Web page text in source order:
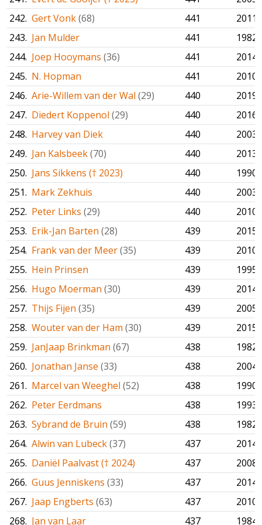
242. Gert Vonk(68) 441
2011
243. Jan Mulder 441
1982
244. Joep Hooymans (36) 441
2014
245. N. Hopman 441
2010
246. Arie-Willem van der Wal (29) 440
2019
247. Diedert Koppenol (29) 440
2016
248. Harvey van Diek 440
2003
249. Jan Kalsbeek(70) 440
2013
250. Jans Sikkens († 2023) 440
1990
251. Mark Zekhuis 440
2003
252. Peter Links (29) 440
2010
253. Erik-Jan Barten (28) 439
2015
254. Frank van der Meer(35) 439
2010
255. Hein Prinsen 439
1995
256. Hugo Moerman (30) 439
2014
257. Thijs Fijen (35) 439
2005
258. Wouter van der Ham (30) 439
2015
259. JanJaap Brinkman (67) 438
1982
260. Jonathan Janse (33) 438
2004
261. Marcel van Weeghel (52) 438
1990
262. Peter Eerdmans 438
1993
263. Sybrand de Bruin (59) 438
1982
264. Alwin van Lubeck(37) 437
2014
265. Daniël Paalvast († 2024) 437
2008
266. Guus Jenniskens (33) 437
2014
267. Jaap Engberts (63) 437
2010
268. Jan van Laar 437 1984